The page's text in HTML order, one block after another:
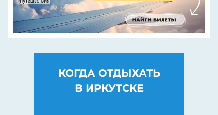
КОГДА ОТДЫХАТЬ
В ИРКУТСКЕ